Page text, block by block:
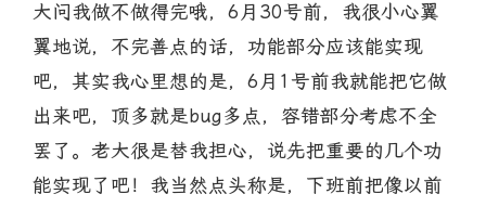
大问我做不做得完哦，6月30号前，我很小心翼
翼地说，不完善点的话，功能部分应该能实现
吧，其实我心里想的是，6月1号前我就能把它做
出来吧，顶多就是bug多点，容错部分考虑不全
罢了。老大很是替我担心，说先把重要的几个功
能实现了吧！我当然点头称是，下班前把像以前